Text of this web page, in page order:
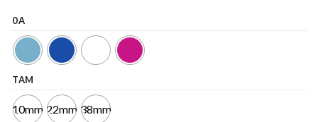
0A
TAM
10mm 22mm 38mm